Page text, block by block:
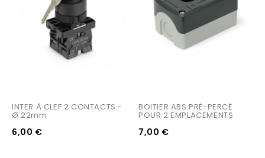
INTER À CLEF 2 CONTACTS -
Ø 22mm
6,00 €
BOITIER ABS PRÉ-PERCÉ
POUR 2 EMPLACEMENTS
7,00 €